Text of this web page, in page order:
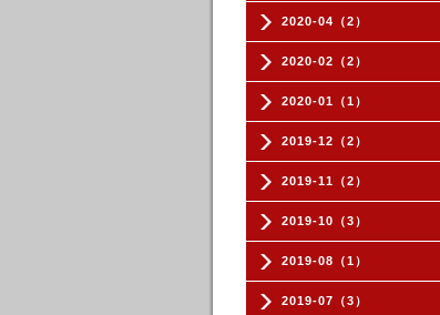
2020-04（2）
2020-02（2）
2020-01（1）
2019-12（2）
2019-11（2）
2019-10（3）
2019-08（1）
2019-07（3）